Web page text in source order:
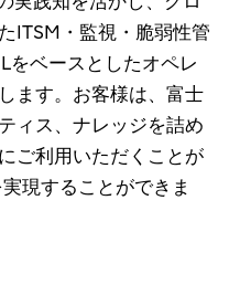
ITSM・監視・脆弱性管
をベースとしたオペレ
ます。お客様は、富士
ィス、ナレッジを詰め
ご利用いただくことが
現することができま